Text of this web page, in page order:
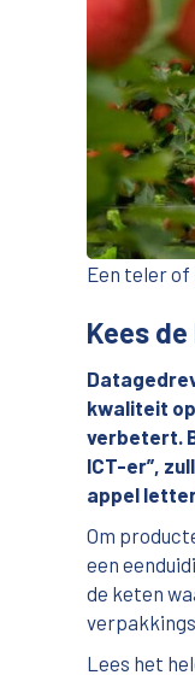
Een teler of
Kees
kwaliteit
verbetert.
ICT-er”,
appel
Om
een
de keten
Lees het